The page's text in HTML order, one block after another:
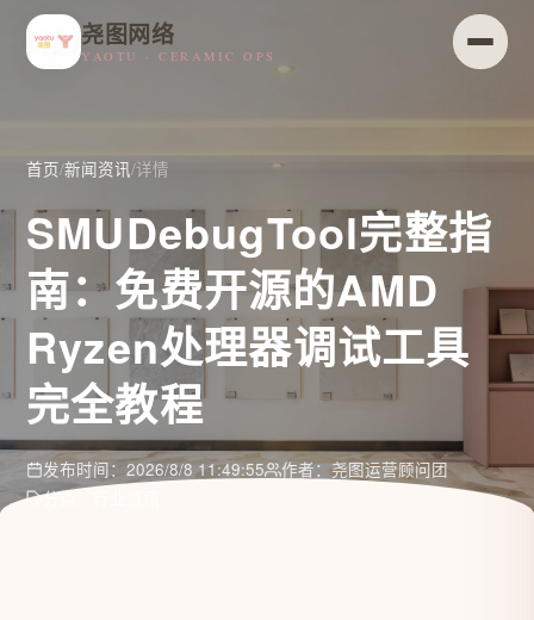
尧图网络
YAOTU · CERAMIC OPS
首页/新闻资讯/详情
SMUDebugTool完整指
南：免费开源的AMD
Ryzen处理器调试工具
完全教程
发布时间：2026/8/8 11:49:55
作者：尧图运营顾问团
分类：行业资讯